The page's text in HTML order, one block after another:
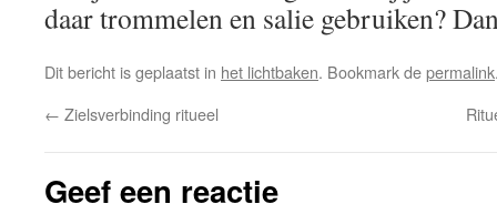
daar trommelen en salie gebruiken?
Dit bericht is geplaatst in het lichtbaken. Bookmark depermalink
← Zielsverbinding ritueel
Geef een reactie